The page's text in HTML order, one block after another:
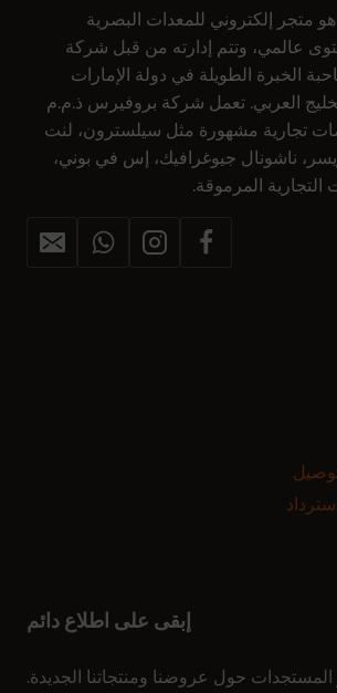
متجر إلكتروني للمعدات البصرية
عالمي، وتتم إدارته من قبل شركة
الخبرة الطويلة في دولة الإمارات
العربي. تعمل شركة بروفيرس ذ.م.م
تجارية مشهورة مثل سيلسترون، لنت
ناشونال جيوغرافيك، إس في بوني،
المرموقة.
إبقى على اطلاع دائم
حول عروضنا ومنتجاتنا الجديدة.